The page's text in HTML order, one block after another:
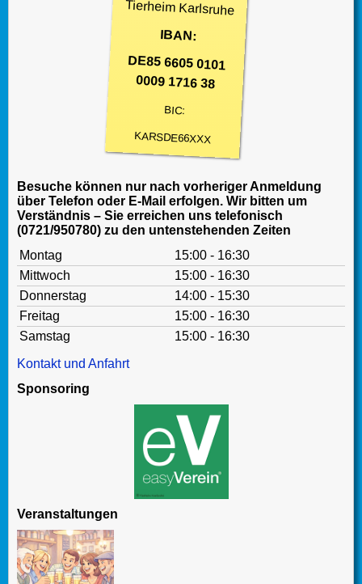
Tierheim Karlsruhe
IBAN:
DE85 6605 0101
0009 1716 38
BIC:
KARSDE66XXX
Besuche können nur nach vorheriger Anmeldung
über Telefon oder E-Mail erfolgen. Wir bitten um
Verständnis – Sie erreichen uns telefonisch
(0721/950780) zu den untenstehenden Zeiten
Montag
15:00 - 16:30
Mittwoch
15:00 - 16:30
Donnerstag
14:00 - 15:30
Freitag
15:00 - 16:30
Samstag
15:00 - 16:30
Kontakt und Anfahrt
Sponsoring
Veranstaltungen